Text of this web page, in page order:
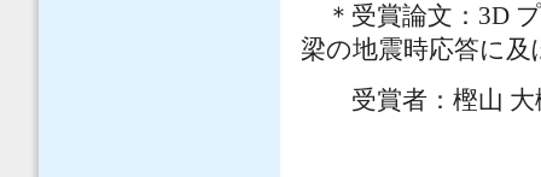
＊受賞論文：3D
梁の地震時応答に
受賞者：樫山 大